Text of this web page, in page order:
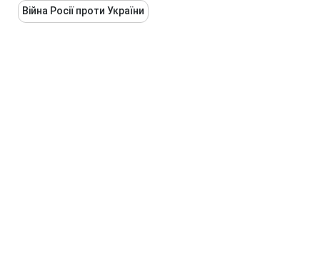
Війна Росії проти України